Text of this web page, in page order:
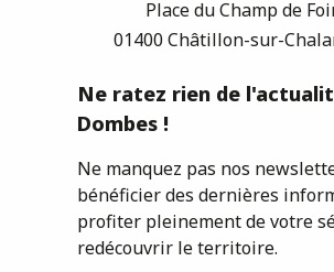
Place du Champ de
01400 Châtillon-sur-
Ne ratez rien de
Dombes !
Ne manquez pas nos
bénéficier des dernières
profiter pleinement de votre
redécouvrir le territoire.